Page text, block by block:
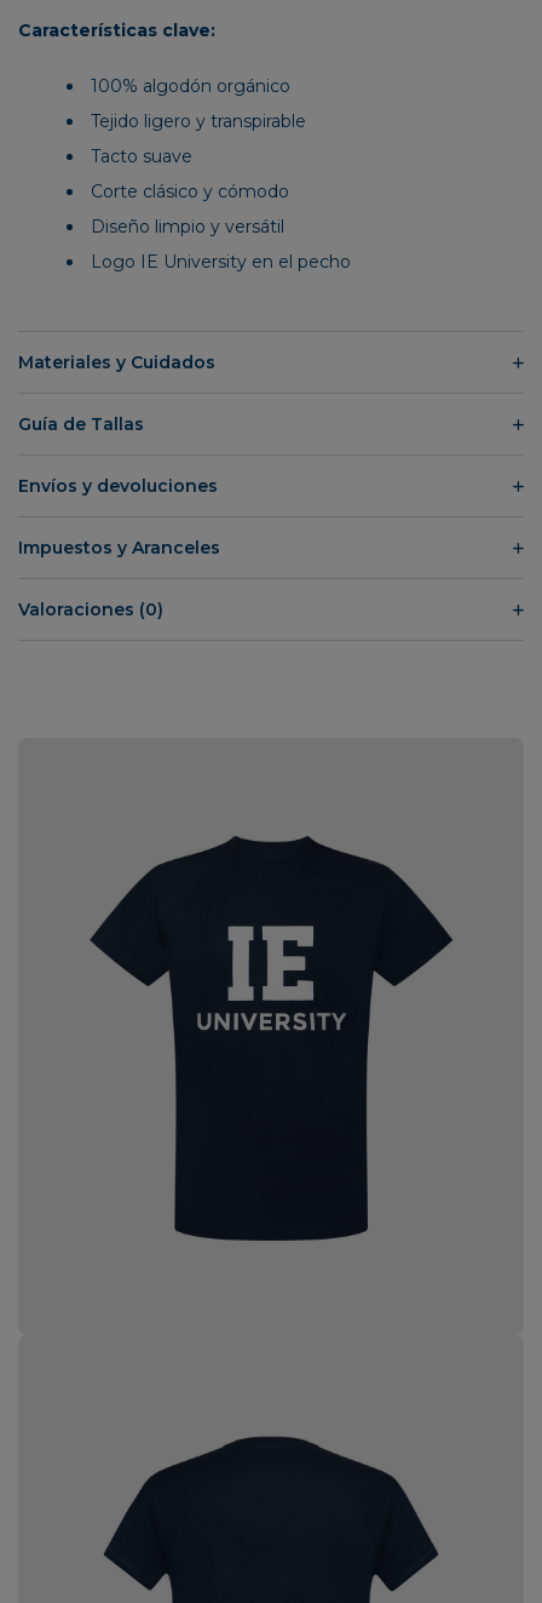
Características clave:
100% algodón orgánico
Tejido ligero y transpirable
Tacto suave
Corte clásico y cómodo
Diseño limpio y versátil
Logo IE University en el pecho
Materiales y Cuidados
Guía de Tallas
Envíos y devoluciones
Impuestos y Aranceles
Valoraciones (0)